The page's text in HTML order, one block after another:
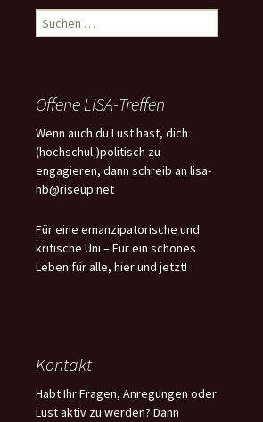
u
n
n
a
c
h
Offene LiSA-Treffen
Wenn auch du Lust hast, dich
(hochschul-)politisch zu
engagieren, dann schreib an lisa-
hb@riseup.net
Für eine emanzipatorische und
kritische Uni – Für ein schönes
Leben für alle, hier und jetzt!
Kontakt
Habt Ihr Fragen, Anregungen oder
Lust aktiv zu werden? Dann